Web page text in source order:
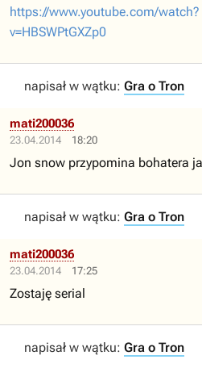
https://www.youtube.com/watch?
v=HBSWPtGXZp0
napisał w wątku: Gra o Tron
23.04.2014 18:20
mati200036
Jon snow przypomina bohatera
napisał w wątku: Gra o Tron
23.04.2014 17:25
mati200036
Zostaję serial
napisał w wątku: Gra o Tron